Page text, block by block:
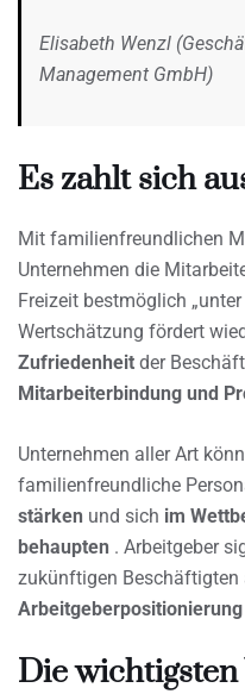
Elisabeth Wenzl
Management GmbH)
Es zahlt sich
Mit familienfreundlichen
Unternehmen die
Freizeit bestmöglich
Wertschätzung fördert
Zufriedenheit der
Mitarbeiterbindung und
Unternehmen aller Art
familienfreundliche
stärken und sich im
behaupten . Arbeitgeber
zukünftigen Beschäftigten
Arbeitgeberpositionierung
Die wichtigsten